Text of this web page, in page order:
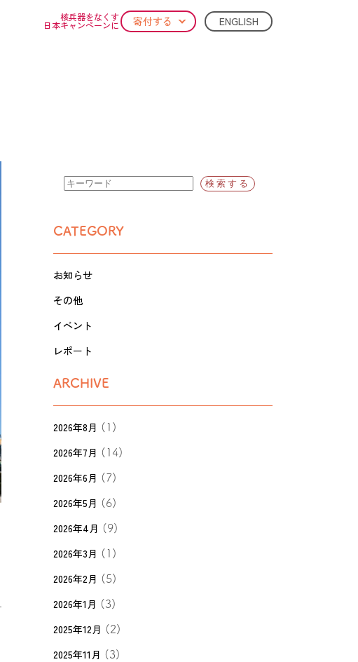
核兵器をなくす
日本キャンペーンに 寄付する ENGLISH
CATEGORY
お知らせ
その他
イベント
レポート
ARCHIVE
2026年8月 (1)
2026年7月 (14)
2026年6月 (7)
2026年5月 (6)
2026年4月 (9)
2026年3月 (1)
2026年2月 (5)
2026年1月 (3)
2025年12月 (2)
2025年11月 (3)